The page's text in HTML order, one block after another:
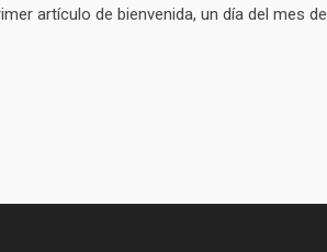
artículo de bienvenida, un día del mes de